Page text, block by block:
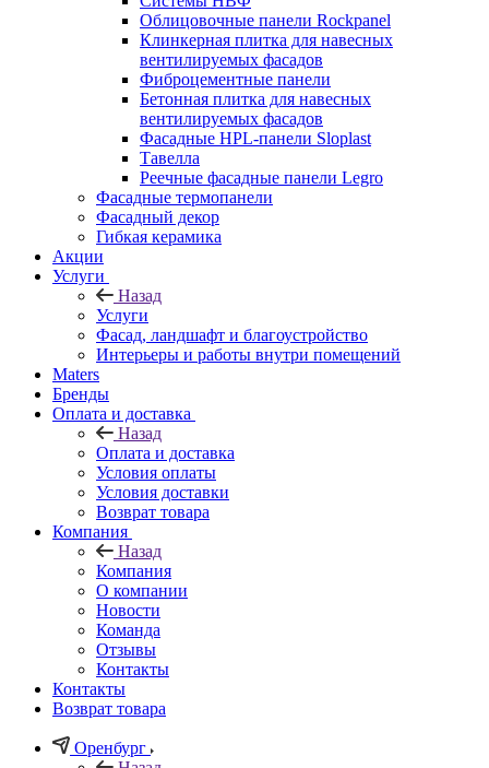
Облицовочные панели Rockpanel
Клинкерная плитка для навесных
вентилируемых фасадов
Фиброцементные панели
Бетонная плитка для навесных
вентилируемых фасадов
Фасадные HPL-панели Sloplast
Тавелла
Реечные фасадные панели Legro
Фасадные термопанели
Фасадный декор
Гибкая керамика
Акции
Услуги
Назад
Услуги
Фасад, ландшафт и благоустройство
Интерьеры и работы внутри помещений
Maters
Бренды
Оплата и доставка
Назад
Оплата и доставка
Условия оплаты
Условия доставки
Возврат товара
Компания
Назад
Компания
О компании
Новости
Команда
Отзывы
Контакты
Контакты
Возврат товара
Оренбург